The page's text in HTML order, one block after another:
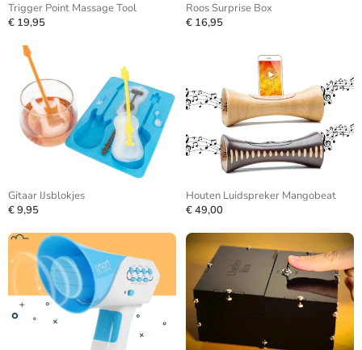
Trigger Point Massage Tool
€ 19,95
Roos Surprise Box
€ 16,95
Gitaar IJsblokjes
€ 9,95
Houten Luidspreker Mangobeat
€ 49,00